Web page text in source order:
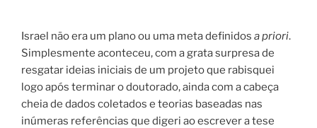
k
Israel não era um plano ou uma meta definidos a priori.
Simplesmente aconteceu, com a grata surpresa de
resgatar ideias iniciais de um projeto que rabisquei
logo após terminar o doutorado, ainda com a cabeça
cheia de dados coletados e teorias baseadas nas
inúmeras referências que digeri ao escrever a tese